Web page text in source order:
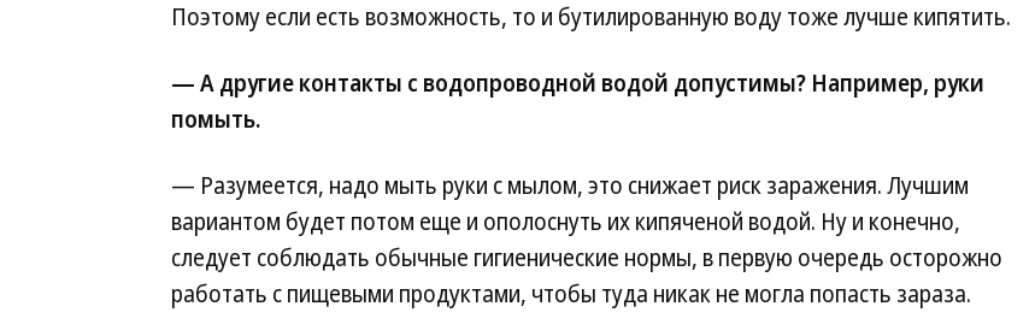
Поэтому если есть возможность, то и бутилированную воду тоже лучше кипятить.
— А другие контакты с водопроводной водой допустимы? Например, руки
помыть.
— Разумеется, надо мыть руки с мылом, это снижает риск заражения. Лучшим
вариантом будет потом еще и ополоснуть их кипяченой водой. Ну и конечно,
следует соблюдать обычные гигиенические нормы, в первую очередь осторожно
работать с пищевыми продуктами, чтобы туда никак не могла попасть зараза.